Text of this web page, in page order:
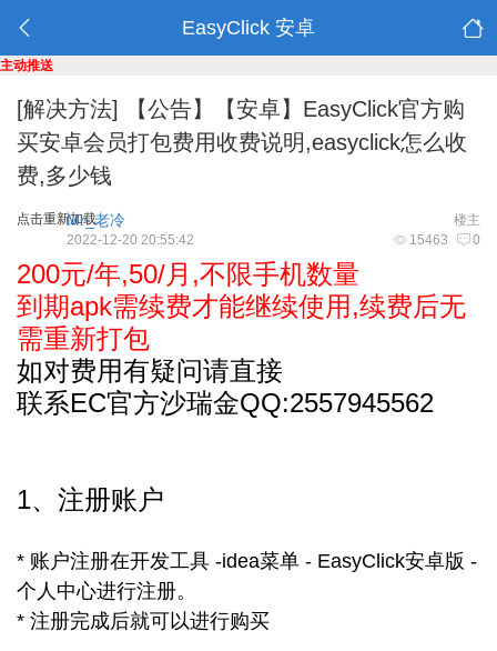
EasyClick 安卓
主动推送
[解决方法]
【公告】【安卓】EasyClick官方购
买安卓会员打包费用收费说明,easyclick怎么收
费,多少钱
点击重新加载 楼主
Mr_老冷
15463 0
2022-12-20 20:55:42
200元/年,50/月,不限手机数量
到期apk需续费才能继续使用,续费后无
需重新打包
如对费用有疑问请直接
联系EC官方沙瑞金QQ:2557945562
1、注册账户
* 账户注册在开发工具 -idea菜单 - EasyClick安卓版 -
个人中心进行注册。
* 注册完成后就可以进行购买